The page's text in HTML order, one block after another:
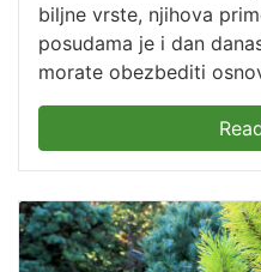
biljne vrste, njihova
posudama je i dan
morate obezbediti